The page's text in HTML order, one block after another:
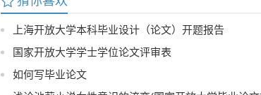
计（论文）的优缺点、数据和结论的精确程度、说
评语。经答辩委员会通过，将成绩和评语填入毕业
辩委员会主任签字。
2．评分标准（五级分制）
上海开放大学本科毕业设计（论文）开题报告
国家开放大学学士学位论文评审表
如何写毕业论文